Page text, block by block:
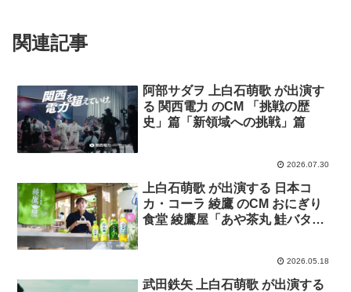
関連記事
阿部サダヲ 上白石萌歌 が出演す
る 関西電力 のCM 「挑戦の歴
史」篇「新領域への挑戦」篇
2026.07.30
上白石萌歌 が出演する 日本コ
カ・コーラ 綾鷹 のCM おにぎり
食堂 綾鷹屋「あや茶丸 鮭バター
2026.05.18
武田鉄矢 上白石萌歌 が出演する